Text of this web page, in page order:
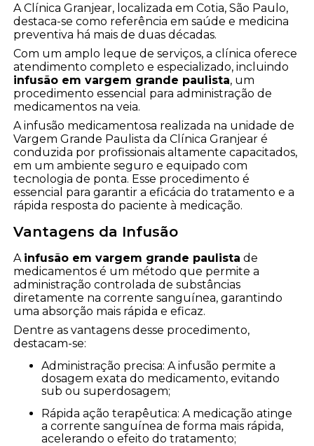
A Clínica Granjear, localizada em Cotia, São Paulo,
destaca-se como referência em saúde e medicina
preventiva há mais de duas décadas.
Com um amplo leque de serviços, a clínica oferece
atendimento completo e especializado, incluindo
infusão em vargem grande paulista, um
procedimento essencial para administração de
medicamentos na veia.
A infusão medicamentosa realizada na unidade de
Vargem Grande Paulista da Clínica Granjear é
conduzida por profissionais altamente capacitados,
em um ambiente seguro e equipado com
tecnologia de ponta. Esse procedimento é
essencial para garantir a eficácia do tratamento e a
rápida resposta do paciente à medicação.
Vantagens da Infusão
A infusão em vargem grande paulista de
medicamentos é um método que permite a
administração controlada de substâncias
diretamente na corrente sanguínea, garantindo
uma absorção mais rápida e eficaz.
Dentre as vantagens desse procedimento,
destacam-se:
Administração precisa: A infusão permite a
dosagem exata do medicamento, evitando
sub ou superdosagem;
Rápida ação terapêutica: A medicação atinge
a corrente sanguínea de forma mais rápida,
acelerando o efeito do tratamento;